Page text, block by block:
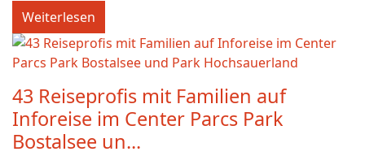
Weiterlesen
43 Reiseprofis mit Familien auf
Inforeise im Center Parcs Park
Bostalsee un...